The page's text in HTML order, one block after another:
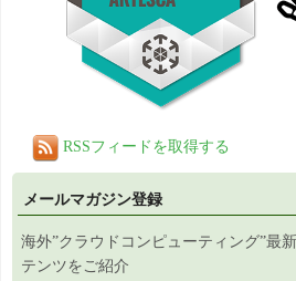
RSSフィードを取得する
メールマガジン登録
海外”クラウドコンピューティング”最
テンツをご紹介